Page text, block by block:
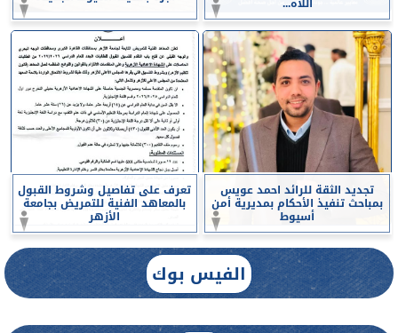
تجديد الثقة للرائد احمد عويس
بمباحث تنفيذ الأحكام بمديرية أمن
أسيوط
تعرف على تفاصيل وشروط القبول
بالمعاهد الفنية للتمريض بجامعة
الأزهر
الفيس بوك